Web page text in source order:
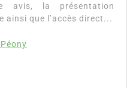
avis, la présentation
ainsi que l’accès direct...